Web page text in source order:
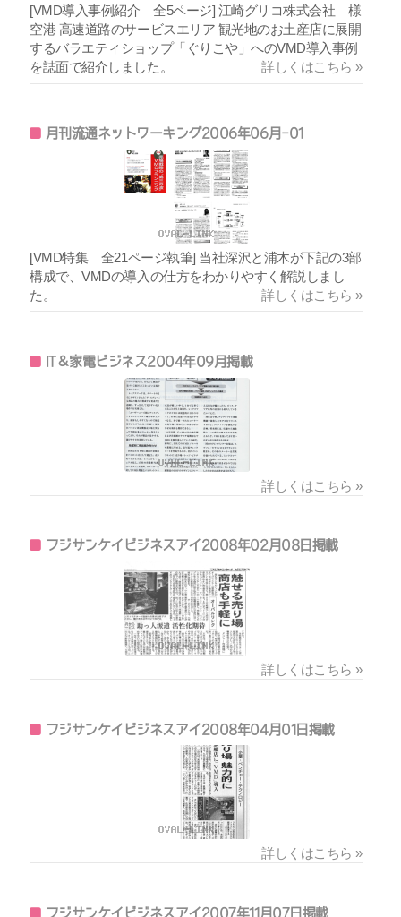
[VMD導入事例紹介 全5ページ] 江崎グリコ株式会社 様
空港 高速道路のサービスエリア 観光地のお土産店に展開
するバラエティショップ「ぐりこや」へのVMD導入事例
を誌面で紹介しました。
詳しくはこちら »
月刊流通ネットワーキング2006年06月-01
[VMD特集 全21ページ執筆] 当社深沢と浦木が下記の3部
構成で、VMDの導入の仕方をわかりやすく解説しまし
た。
詳しくはこちら »
IT＆家電ビジネス2004年09月掲載
詳しくはこちら »
フジサンケイビジネスアイ2008年02月08日掲載
詳しくはこちら »
フジサンケイビジネスアイ2008年04月01日掲載
詳しくはこちら »
フジサンケイビジネスアイ2007年11月07日掲載